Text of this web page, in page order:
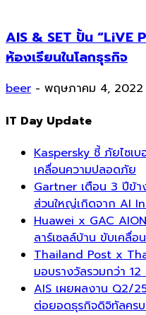
AIS & SET ปั้น “LiVE
ห้องเรียนในโลกธุรกิจ
beer - พฤษภาคม 4, 2022
IT Day Update
Kaspersky ชี้ ภัยไซเ
เคลื่อนความปลอดภัย
Gartner เตือน 3 ปีข้า
ส่วนใหญ่เกิดจาก AI
Huawei x GAC
ลาร์เซลล์บ้าน ขับเคลื่
Thailand Post x
มอบรางวัลรวมกว่า 12
AIS เผยผลงาน Q2/
ต่อยอดธุรกิจดิจิทัลคร